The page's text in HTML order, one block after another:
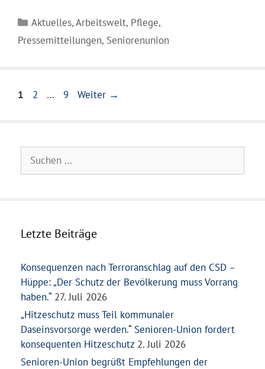
Kategorien
Aktuelles,Arbeitswelt, Pflege,
Pressemitteilungen, Seniorenunion
Seite
1 Seite
2 … Seite
9 Weiter →
nach:
Letzte Beiträge
Konsequenzen nach Terroranschlag auf den CSD –
Hüppe: „Der Schutz der Bevölkerung muss Vorrang
haben.“ 27. Juli 2026
„Hitzeschutz muss Teil kommunaler
Daseinsvorsorge werden.“ Senioren-Union fordert
konsequenten Hitzeschutz 2. Juli 2026
Senioren-Union begrüßt Empfehlungen der